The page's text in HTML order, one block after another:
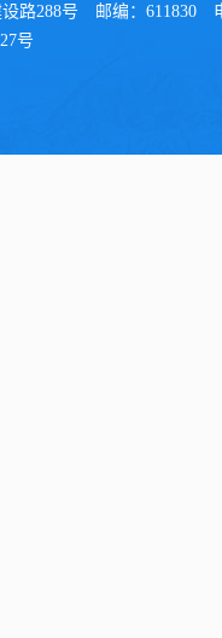
路288号 邮编：611830
号